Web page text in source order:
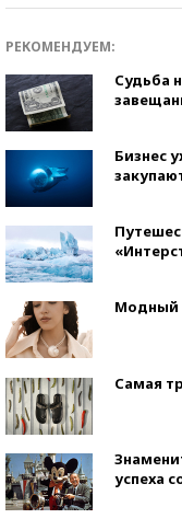
РЕКОМЕНДУЕМ:
Судьба
Бизнес
Модный
Самая
успеха